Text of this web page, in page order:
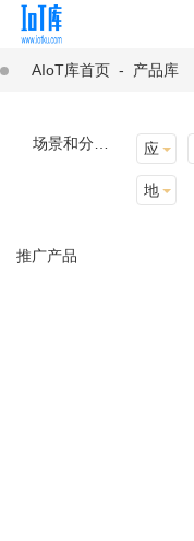
AIoT库首页 - 产品库
应用场景
地址选择
推广产品